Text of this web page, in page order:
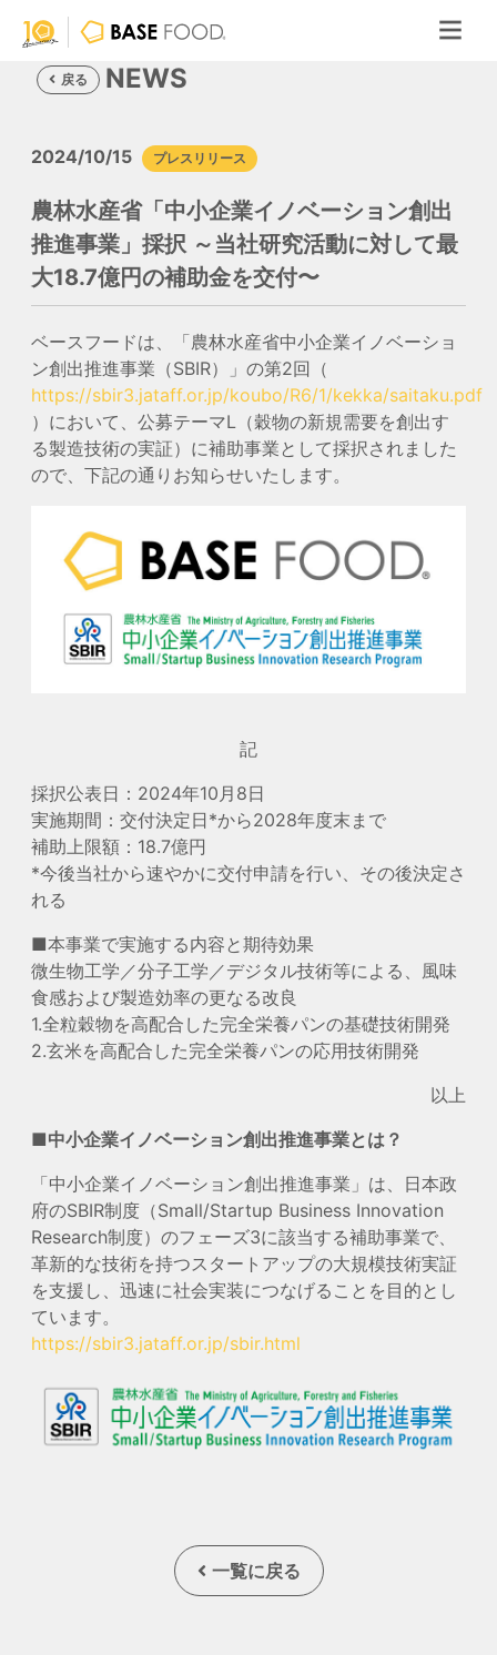
戻る NEWS
2024/10/15 プレスリリース
農林水産省「中小企業イノベーション創出
推進事業」採択 ～当社研究活動に対して最
大18.7億円の補助金を交付〜
ベースフードは、「農林水産省中小企業イノベーショ
ン創出推進事業（SBIR）」の第2回（
https://sbir3.jataff.or.jp/koubo/R6/1/kekka/saitaku.pdf
）において、公募テーマL（穀物の新規需要を創出す
る製造技術の実証）に補助事業として採択されました
ので、下記の通りお知らせいたします。
記
採択公表日：2024年10月8日
実施期間：交付決定日*から2028年度末まで
補助上限額：18.7億円
*今後当社から速やかに交付申請を行い、その後決定さ
れる
■本事業で実施する内容と期待効果
微生物工学／分子工学／デジタル技術等による、風味
食感および製造効率の更なる改良
1.全粒穀物を高配合した完全栄養パンの基礎技術開発
2.玄米を高配合した完全栄養パンの応用技術開発
以上
■中小企業イノベーション創出推進事業とは？
「中小企業イノベーション創出推進事業」は、日本政
府のSBIR制度（Small/Startup Business Innovation
Research制度）のフェーズ3に該当する補助事業で、
革新的な技術を持つスタートアップの大規模技術実証
を支援し、迅速に社会実装につなげることを目的とし
ています。
https://sbir3.jataff.or.jp/sbir.html
一覧に戻る